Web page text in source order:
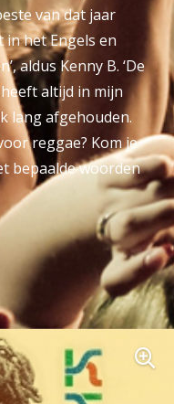
van dat jaar
in het Engels en
aldus Kenny B. ‘De
altijd in mijn
lang afgehouden.
reggae? Kom je
bepaalde woorden